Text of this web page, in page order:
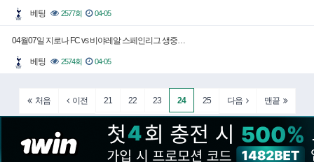
베팅 2577회 04-05
04월07일 지로나 FC vs 비야레알 스페인리그 생중…
베팅 2574회 04-05
처음 이전 21 22 23 24 25 다음 맨끝